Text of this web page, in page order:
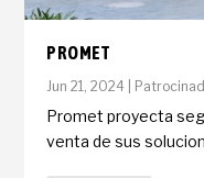
PROMET
Jun 21, 2024
Promet proyecta
venta de sus